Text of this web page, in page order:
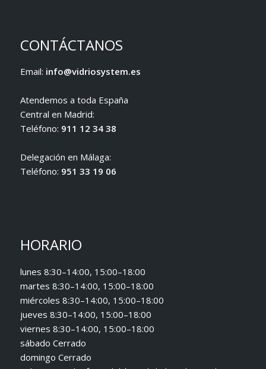
CONTÁCTANOS
Email: info@vidriosystem.es
Atendemos a toda España
Central en Madrid:
Teléfono: 911 12 34 38
Delegación en Málaga:
Teléfono: 951 33 19 06
HORARIO
lunes 8:30–14:00, 15:00–18:00
martes 8:30–14:00, 15:00–18:00
miércoles 8:30–14:00, 15:00–18:00
jueves 8:30–14:00, 15:00–18:00
viernes 8:30–14:00, 15:00–18:00
sábado Cerrado
domingo Cerrado